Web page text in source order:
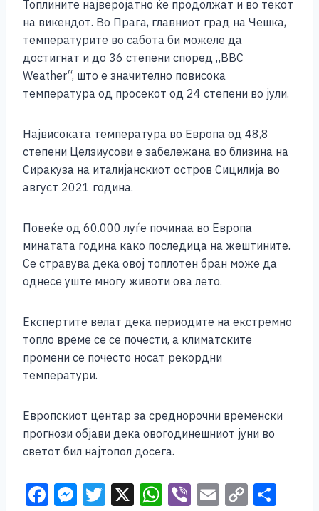
Топлините најверојатно ќе продолжат и во текот
на викендот. Во Прага, главниот град на Чешка,
температурите во сабота би можеле да
достигнат и до 36 степени според „BBC
Weather“, што е значително повисока
температура од просекот од 24 степени во јули.
Највисоката температура во Европа од 48,8
степени Целзиусови е забележана во близина на
Сиракуза на италијанскиот остров Сицилија во
август 2021 година.
Повеќе од 60.000 луѓе починаа во Европа
минатата година како последица на жештините.
Се стравува дека овој топлотен бран може да
однесе уште многу животи ова лето.
Експертите велат дека периодите на екстремно
топло време се се почести, а климатските
промени се почесто носат рекордни
температури.
Европскиот центар за среднорочни временски
прогнози објави дека овогодинешниот јуни во
светот бил најтопол досега.
F M T X W Vi E C